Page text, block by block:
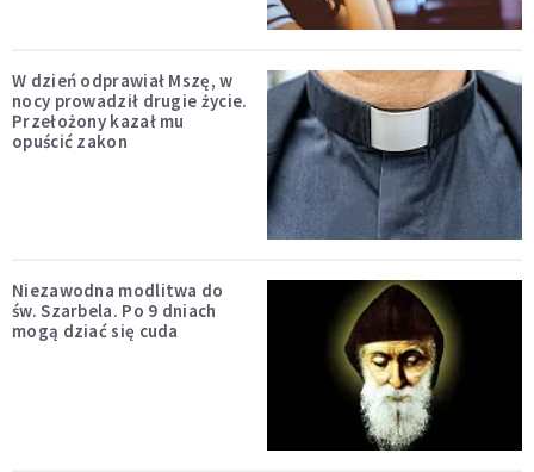
W dzień odprawiał Mszę, w
nocy prowadził drugie życie.
Przełożony kazał mu
opuścić zakon
Niezawodna modlitwa do
św. Szarbela. Po 9 dniach
mogą dziać się cuda